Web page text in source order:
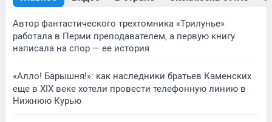
Автор фантастического трехтомника «Трилунье»
работала в Перми преподавателем, а первую книгу
написала на спор — ее история
«Алло! Барышня!»: как наследники братьев Каменских
еще в XIX веке хотели провести телефонную линию в
Нижнюю Курью